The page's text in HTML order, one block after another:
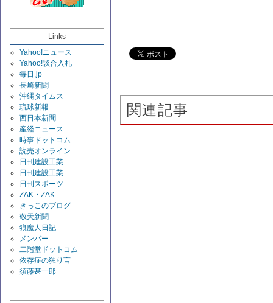
Links
Yahoo!ニュース
Yahoo!談合入札
毎日.jp
長崎新聞
沖縄タイムス
琉球新報
西日本新聞
産経ニュース
時事ドットコム
読売オンライン
日刊建設工業
日刊建設工業
日刊スポーツ
ZAK・ZAK
きっこのブログ
敬天新聞
狼魔人日記
メンバー
二階堂ドットコム
依存症の独り言
須藤甚一郎
関連記事